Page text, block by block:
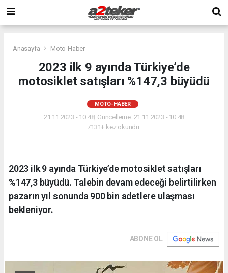
Anasayfa Moto-Haber
2023 ilk 9 ayında Türkiye’de
motosiklet satışları %147,3 büyüdü
MOTO-HABER
21.11.2023 - 10:48, Güncelleme: 21.11.2023 - 10:48
7131+ kez okundu.
2023 ilk 9 ayında Türkiye’de motosiklet satışları
%147,3 büyüdü. Talebin devam edeceği belirtilirken
pazarın yıl sonunda 900 bin adetlere ulaşması
bekleniyor.
ABONE OL